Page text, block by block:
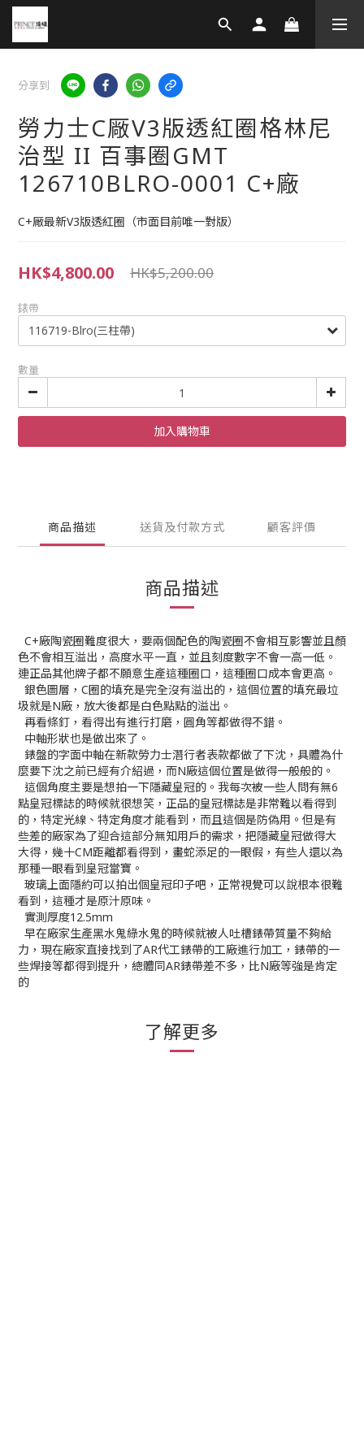
分享到
勞力士C厰V3版透紅圈格林尼
治型 II 百事圈GMT
126710BLRO-0001 C+廠
C+厰最新V3版透紅圈（市面目前唯一對版）
HK$4,800.00 HK$5,200.00
錶帶
數量
加入購物車
商品描述 送貨及付款方式 顧客評價
商品描述
C+廠陶瓷圈難度很大，要兩個配色的陶瓷圈不會相互影響並且顏
色不會相互溢出，高度水平一直，並且刻度數字不會一高一低。
連正品其他牌子都不願意生產這種圈口，這種圈口成本會更高。
銀色圖層，C圈的填充是完全沒有溢出的，這個位置的填充最垃
圾就是N廠，放大後都是白色點點的溢出。
再看條釘，看得出有進行打磨，圓角等都做得不錯。
中軸形狀也是做出來了。
錶盤的字面中軸在新款勞力士潛行者表款都做了下沈，具體為什
麼要下沈之前已經有介紹過，而N廠這個位置是做得一般般的。
這個角度主要是想拍一下隱藏皇冠的。我每次被一些人問有無6
點皇冠標誌的時候就很想笑，正品的皇冠標誌是非常難以看得到
的，特定光線、特定角度才能看到，而且這個是防偽用。但是有
些差的廠家為了迎合這部分無知用戶的需求，把隱藏皇冠做得大
大得，幾十CM距離都看得到，畫蛇添足的一眼假，有些人還以為
那種一眼看到皇冠當寶。
玻璃上面隱約可以拍出個皇冠印子吧，正常視覺可以說根本很難
看到，這種才是原汁原味。
實測厚度12.5mm
早在廠家生產黑水鬼綠水鬼的時候就被人吐槽錶帶質量不夠給
力，現在廠家直接找到了AR代工錶帶的工廠進行加工，錶帶的一
些焊接等都得到提升，總體同AR錶帶差不多，比N廠等強是肯定
的
了解更多